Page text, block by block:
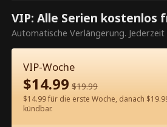
Dies ist eine
Episode. Bitte
60Jetzt
VIP: Alle Serien kostenlos
Automatische Verlängerung. Jederzeit
VIP-Woche
$14.99 $19.99
$14.99 für die erste Woche, danach
kündbar.